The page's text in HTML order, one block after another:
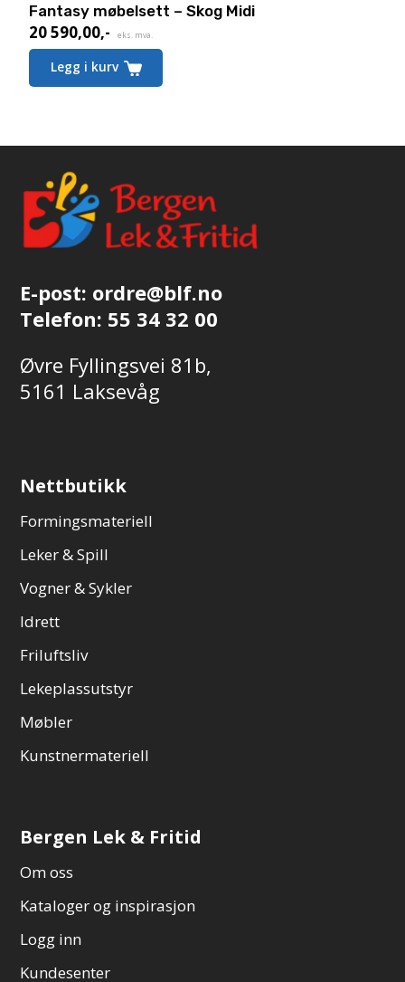
Fantasy møbelsett – Skog Midi
20 590,00,- eks. mva.
Legg i kurv
E-post: ordre@blf.no
Telefon: 55 34 32 00
Øvre Fyllingsvei 81b,
5161 Laksevåg
Nettbutikk
Formingsmateriell
Leker & Spill
Vogner & Sykler
Idrett
Friluftsliv
Lekeplassutstyr
Møbler
Kunstnermateriell
Bergen Lek & Fritid
Om oss
Kataloger og inspirasjon
Logg inn
Kundesenter